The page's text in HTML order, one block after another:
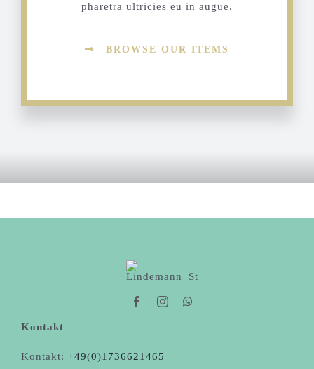
pharetra ultricies eu in augue.
BROWSE OUR ITEMS
Kontakt
Kontakt: +49(0)1736621465